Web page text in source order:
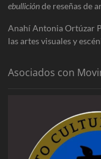
ebulliciónde reseñas de
Anahí Antonia Ortúzar
las artes visuales y
Asociados con